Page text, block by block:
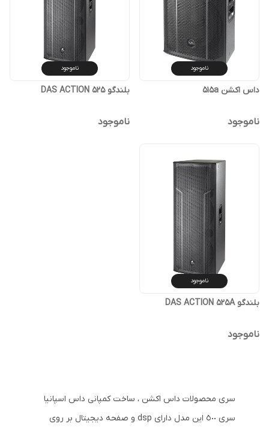
ناموجود
داس اکشن 515a
ناموجود
ناموجود
بلندگو DAS ACTION 525
ناموجود
ناموجود
بلندگو DAS ACTION 525A
ناموجود
سری محصولات داس اکشن ، ساخت کمپانی داس اسپانیا
سری ٥٠٠ این مدل دارای dsp و صفحه دیجیتال بر روی